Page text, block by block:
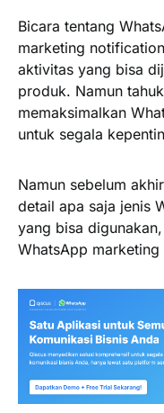
Bicara tentang
marketing
aktivitas yang bisa
produk. Namun
memaksimalkan
untuk segala
Namun sebelum
detail apa saja jenis
yang bisa
WhatsApp marketing